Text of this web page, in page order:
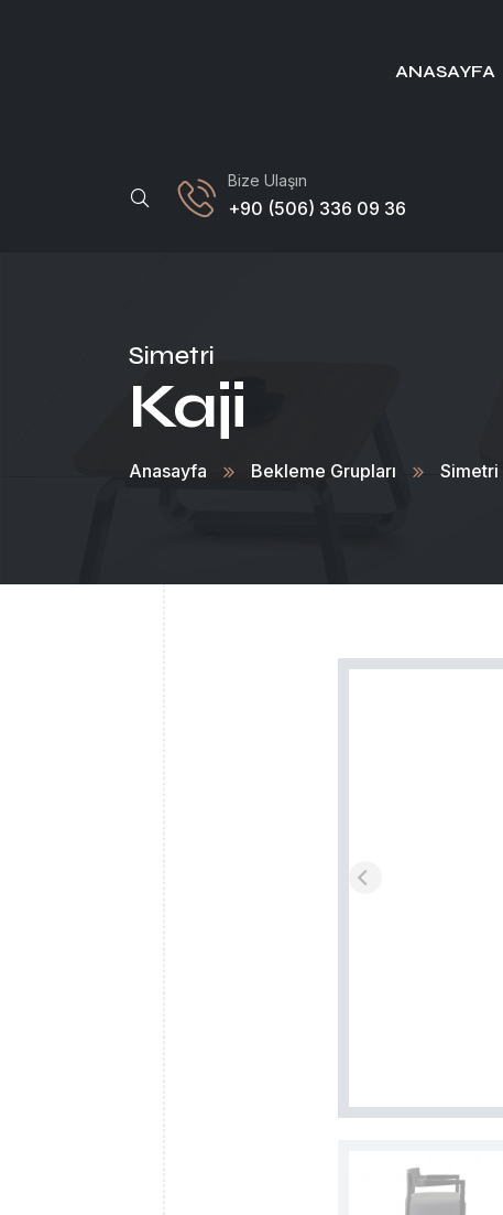
ANASAYFA
Bize Ulaşın
+90 (506) 336 09 36
Simetri
Kaji
Anasayfa Bekleme Grupları Simetri